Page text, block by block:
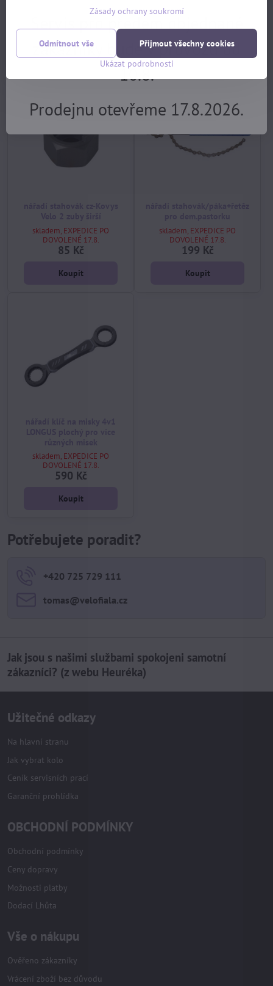
skladem, EXPEDICE PO
Koupit
skladem, EXPEDICE PO
Koupit
skladem, EXPEDICE PO
DOVOLENÉ 17.8.
85 Kč
Koupit
skladem, EXPEDICE PO
DOVOLENÉ 17.8.
199 Kč
Koupit
skladem, EXPEDICE PO
DOVOLENÉ 17.8.
590 Kč
Koupit
Potřebujete poradit?
+420 725 729 111
tomas​@velofiala​.cz
Jak jsou s našimi službami spokojeni samotní
zákazníci? (z webu Heuréka)
Užitečné odkazy
Na hlavní stranu
Jak vybrat kolo
Ceník servisních prací
Garanční prohlídka
OBCHODNÍ PODMÍNKY
Obchodní podmínky
Ceny dopravy
Možnosti platby
Dodací Lhůta
Vše o nákupu
Ověřeno zákazníky
Vrácení zboží bez důvodu
Zásady ochrany soukromí
Ukázat podrobnosti
Přijmout všechny cookies
Odmítnout vše
Servis pro předem objednané
zákazníky bude v provozu od
10.8.
Prodejnu otevřeme 17.8.2026.